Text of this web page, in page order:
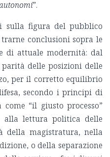
”.
sulla figura del pubblico
conclusioni sopra le
di attuale modernità: dal
delle posizioni delle
per il corretto equilibrio
secondo i principi di
“il giusto processo”
alla lettura politica delle
della magistratura, nella
o della separazione